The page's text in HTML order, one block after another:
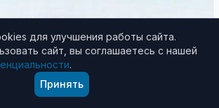
для улучшения работы сайта.
сайт, вы соглашаетесь с нашей
.
Принять